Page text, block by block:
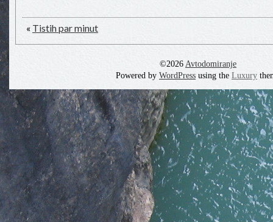
« Tistih par minut
©2026 Avtodomiranje
Powered by WordPress using the Luxury